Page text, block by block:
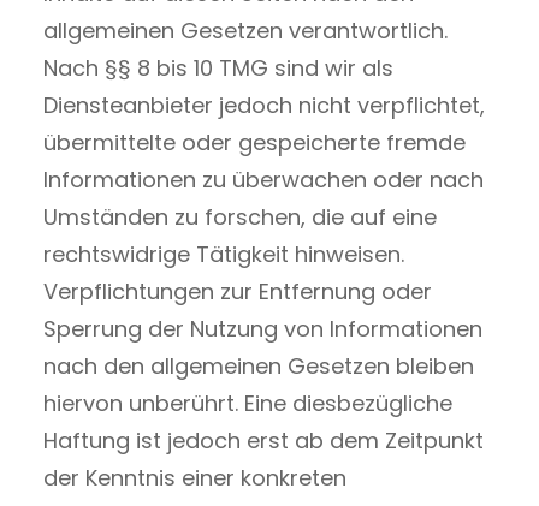
allgemeinen Gesetzen verantwortlich.
Nach §§ 8 bis 10 TMG sind wir als
Diensteanbieter jedoch nicht verpflichtet,
übermittelte oder gespeicherte fremde
Informationen zu überwachen oder nach
Umständen zu forschen, die auf eine
rechtswidrige Tätigkeit hinweisen.
Verpflichtungen zur Entfernung oder
Sperrung der Nutzung von Informationen
nach den allgemeinen Gesetzen bleiben
hiervon unberührt. Eine diesbezügliche
Haftung ist jedoch erst ab dem Zeitpunkt
der Kenntnis einer konkreten